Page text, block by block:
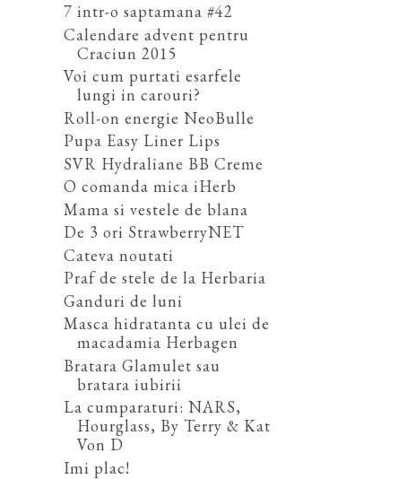
7 intr-o saptamana #42
Calendare advent pentru
Craciun 2015
Voi cum purtati esarfele
lungi in carouri?
Roll-on energie NeoBulle
Pupa Easy Liner Lips
SVR Hydraliane BB Creme
O comanda mica iHerb
Mama si vestele de blana
De 3 ori StrawberryNET
Cateva noutati
Praf de stele de la Herbaria
Ganduri de luni
Masca hidratanta cu ulei de
macadamia Herbagen
Bratara Glamulet sau
bratara iubirii
La cumparaturi: NARS,
Hourglass, By Terry & Kat
Von D
Imi plac!